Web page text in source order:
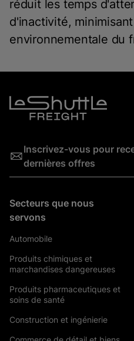
réduit les temps
d'inactivité,
environnementale du
Inscrivez-vous pour
dernières offres
Secteurs que nous
servons
Automobile
Produits chimiques et
marchandises dangereuses
Produits pharmaceutiques et
soins de santé
Construction et ingénierie